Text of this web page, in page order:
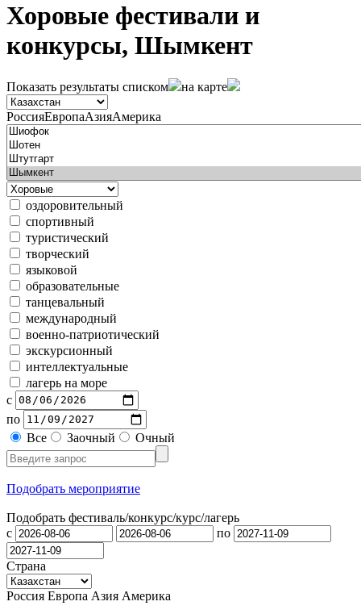
Хоровые фестивали и
конкурсы, Шымкент
Показать результаты списком на карте
РоссияЕвропаАзияАмерика
оздоровительный
спортивный
туристический
творческий
языковой
образовательные
танцевальный
международный
военно-патриотический
экскурсионный
интеллектуальные
лагерь на море
с
по
Все
Заочный Очный
Подобрать мероприятие
Подобрать фестиваль/конкурс/курс/лагерь
с
по
Страна
Россия Европа Азия Америка